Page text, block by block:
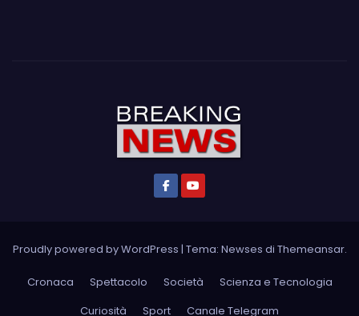
Proudly powered by WordPress | Tema: Newses di Themeansar.
Cronaca Spettacolo Società
Scienza e Tecnologia
Curiosità
Sport Canale Telegram